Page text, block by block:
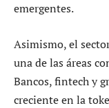
emergentes.
Asimismo, el
una de las áreas
Bancos, fintech y
creciente en la